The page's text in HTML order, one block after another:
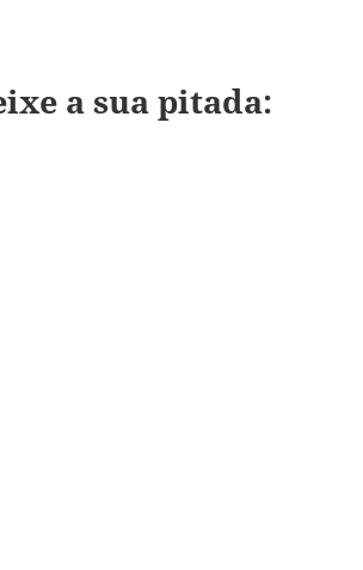
a sua pitada: